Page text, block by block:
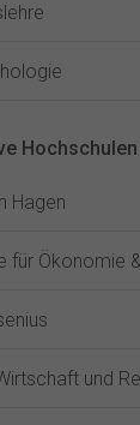
Hochschulen
Hagen
für Ökonomie
und